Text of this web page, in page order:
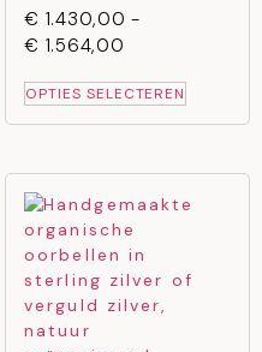
€ 1.430,00 -
€ 1.564,00
OPTIES SELECTEREN